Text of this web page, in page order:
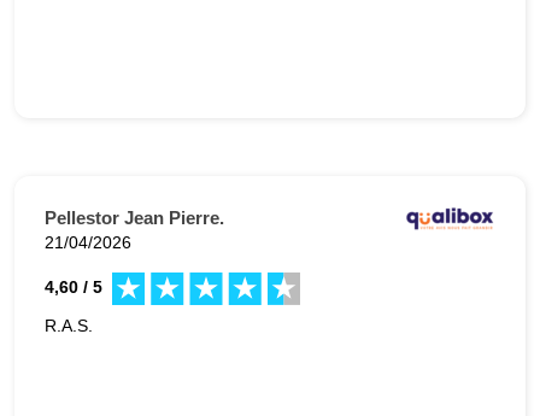
Pellestor Jean Pierre.
21/04/2026
4,60 / 5
R.A.S.